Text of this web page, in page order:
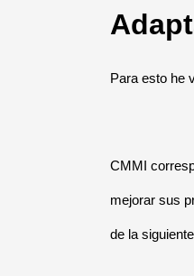
Para esto he
CMMI
mejorar sus
de la